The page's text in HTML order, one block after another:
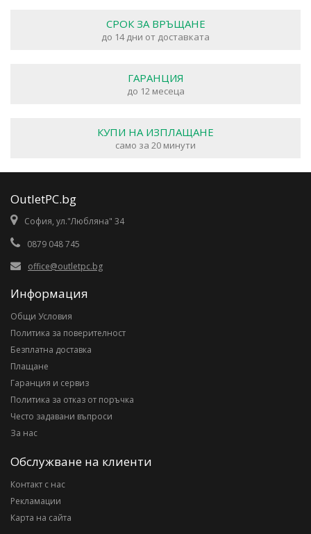
СРОК ЗА ВРЪЩАНЕ
до 14 дни от доставката
ГАРАНЦИЯ
до 12 месеца
КУПИ НА ИЗПЛАЩАНЕ
само за 20 минути
OutletPC.bg
София, ул."Любляна" 34
0879 048 745
office@outletpc.bg
Информация
Общи Условия
Политика за поверителност
Безплатна доставка
Плащане
Гаранция и сервиз
Политика за отказ от поръчка
Често задавани въпроси
За нас
Обслужване на клиенти
Контакт с нас
Рекламации
Карта на сайта